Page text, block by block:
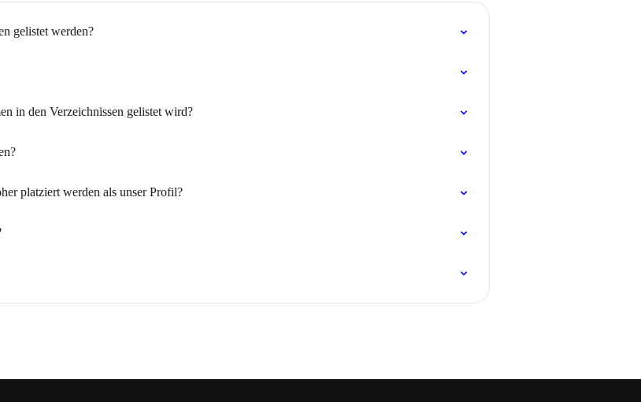
gelistet werden?
in den Verzeichnissen gelistet wird?
platziert werden als unser Profil?